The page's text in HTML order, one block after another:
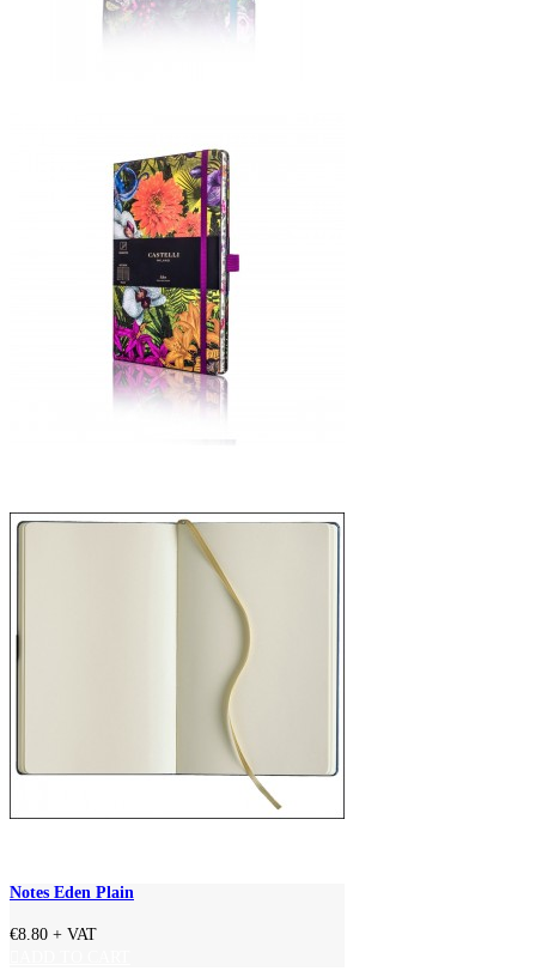
Notes Eden Plain
€8.80 + VAT